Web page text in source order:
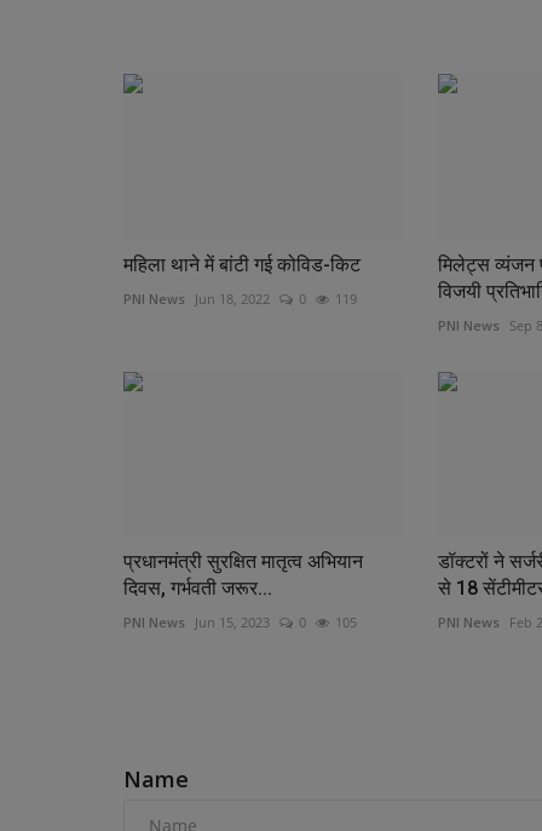
महिला थाने में बांटी गई कोविड-किट
PNI News Jun 18, 2022 0 119
मिलेट्स व्यंजन
विजयी
PNI News Sep
प्रधानमंत्री सुरक्षित मातृत्व अभियान
दिवस, गर्भवती जरूर...
PNI News Jun 15, 2023 0 105
डॉक्टरों ने
से 18
PNI News Feb
Name